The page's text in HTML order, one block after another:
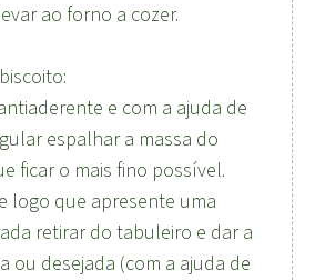
ao forno a cozer.
e com a ajuda de
espalhar a massa do
ficar o mais fino possível.
logo que apresente uma
retirar do tabuleiro e dar a
ou desejada (com a ajuda de